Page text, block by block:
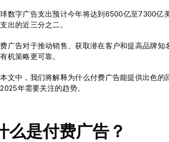
数字广告支出预计今年将达到6500亿至7300亿
出的近三分之二。
广告对于推动销售、获取潜在客户和提高品牌
机策略更可靠。
文中，我们将解释为什么付费广告能提供出色
年需要关注的趋势。
么是付费广告？